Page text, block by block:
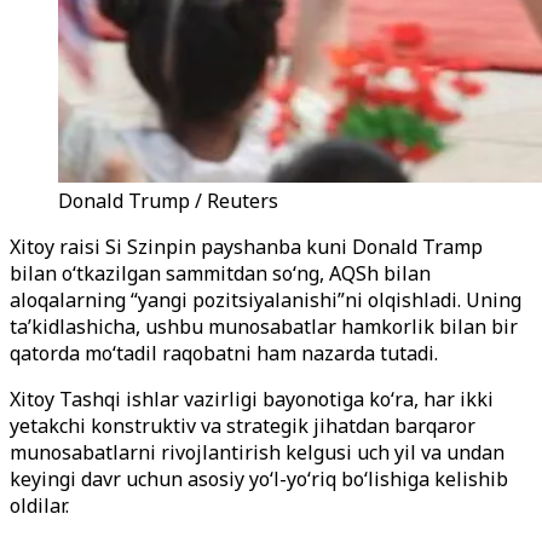
Donald Trump / Reuters
Xitoy raisi Si Szinpin payshanba kuni Donald Tramp
bilan o‘tkazilgan sammitdan so‘ng, AQSh bilan
aloqalarning “yangi pozitsiyalanishi”ni olqishladi. Uning
ta’kidlashicha, ushbu munosabatlar hamkorlik bilan bir
qatorda mo‘tadil raqobatni ham nazarda tutadi.
Xitoy Tashqi ishlar vazirligi bayonotiga ko‘ra, har ikki
yetakchi konstruktiv va strategik jihatdan barqaror
munosabatlarni rivojlantirish kelgusi uch yil va undan
keyingi davr uchun asosiy yo‘l-yo‘riq bo‘lishiga kelishib
oldilar.